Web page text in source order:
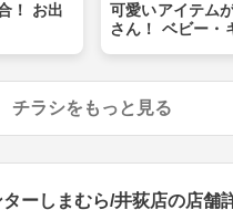
！ お出
可愛いアイテム
さん！ ベビー・
チラシをもっと見る
ーしまむら/井荻店の店舗